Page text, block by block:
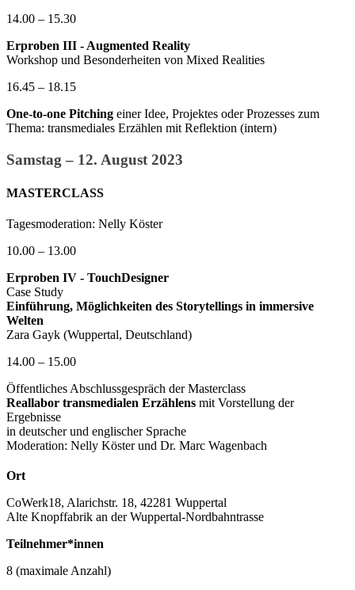
14.00 – 15.30
Erproben III - Augmented Reality
Workshop und Besonderheiten von Mixed Realities
16.45 – 18.15
One-to-one Pitching einer Idee, Projektes oder Prozesses zum
Thema: transmediales Erzählen mit Reflektion (intern)
Samstag – 12. August 2023
MASTERCLASS
Tagesmoderation: Nelly Köster
10.00 – 13.00
Erproben IV - TouchDesigner
Case Study
Einführung, Möglichkeiten des Storytellings in immersive
Welten
Zara Gayk (Wuppertal, Deutschland)
14.00 – 15.00
Öffentliches Abschlussgespräch der Masterclass
Reallabor transmedialen Erzählens mit Vorstellung der
Ergebnisse
in deutscher und englischer Sprache
Moderation: Nelly Köster und Dr. Marc Wagenbach
Ort
CoWerk18, Alarichstr. 18, 42281 Wuppertal
Alte Knopffabrik an der Wuppertal-Nordbahntrasse
Teilnehmer*innen
8 (maximale Anzahl)